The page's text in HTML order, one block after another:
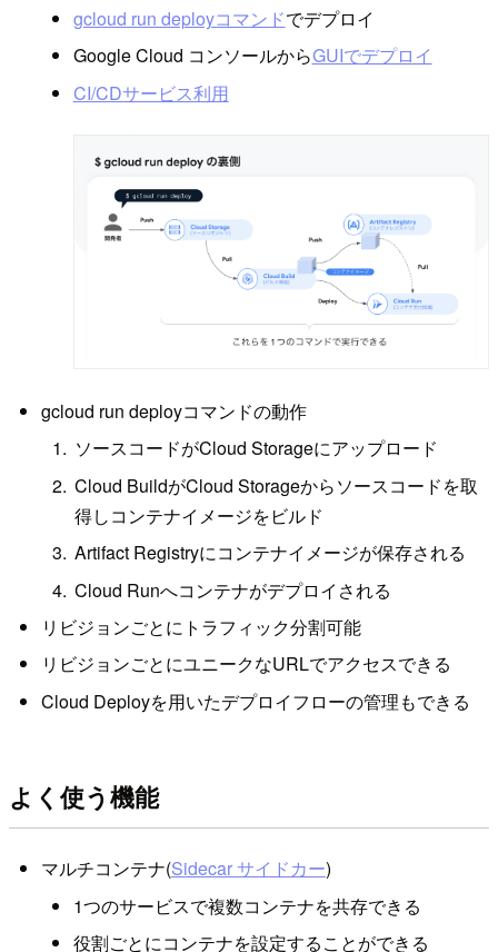
gcloud run deployコマンドでデプロイ
Google Cloud コンソールからGUIでデプロイ
CI/CDサービス利用
gcloud run deployコマンドの動作
ソースコードがCloud Storageにアップロード
Cloud BuildがCloud Storageからソースコードを取
得しコンテナイメージをビルド
Artifact Registryにコンテナイメージが保存される
Cloud Runへコンテナがデプロイされる
リビジョンごとにトラフィック分割可能
リビジョンごとにユニークなURLでアクセスできる
Cloud Deployを用いたデプロイフローの管理もできる
よく使う機能
マルチコンテナ(Sidecar サイドカー)
1つのサービスで複数コンテナを共存できる
役割ごとにコンテナを設定することができる